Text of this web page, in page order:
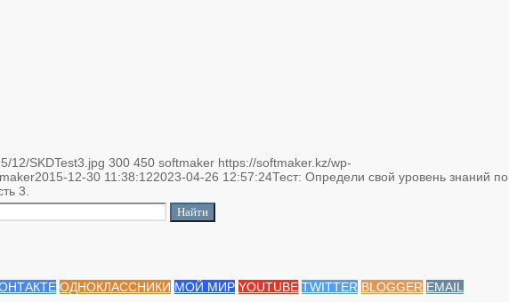
12/SKDTest3.jpg 300 450 softmaker https://softmaker.kz/wp-
2015-12-30 11:38:122023-04-26 12:57:24Тест: Определи свой уровень знаний по
3.
ОДНОКЛАССНИКИ МОЙ МИР YOUTUBE TWITTER BLOGGER EMAIL